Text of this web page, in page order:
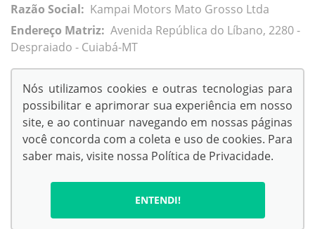
Razão Social: Kampai Motors Mato Grosso Ltda
Endereço Matriz: Avenida República do Líbano, 2280 -
Despraiado - Cuiabá-MT
© Copyright 2026
AutoForce - Todos os direitos reservados.
.
No trânsito, escolha a vida.
Nós utilizamos cookies e outras tecnologias para
possibilitar e aprimorar sua experiência em nosso
site, e ao continuar navegando em nossas páginas
você concorda com a coleta e uso de cookies. Para
saber mais, visite nossa Política de Privacidade.
ENTENDI!